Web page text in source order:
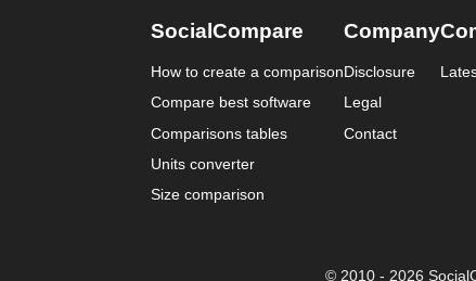
SocialCompare
How to create a comparison
Compare best software
Comparisons tables
Units converter
Size comparison
Company
Disclosure
Legal
Contact
© 2010 - 2026